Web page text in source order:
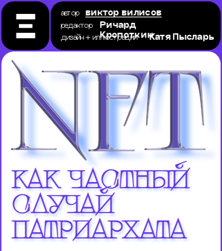
автор виктор вилисов
редактор
Ричард
Кропоткин
дизайн + иллюстрации Катя Пысларь
как частный
случай
патриархата